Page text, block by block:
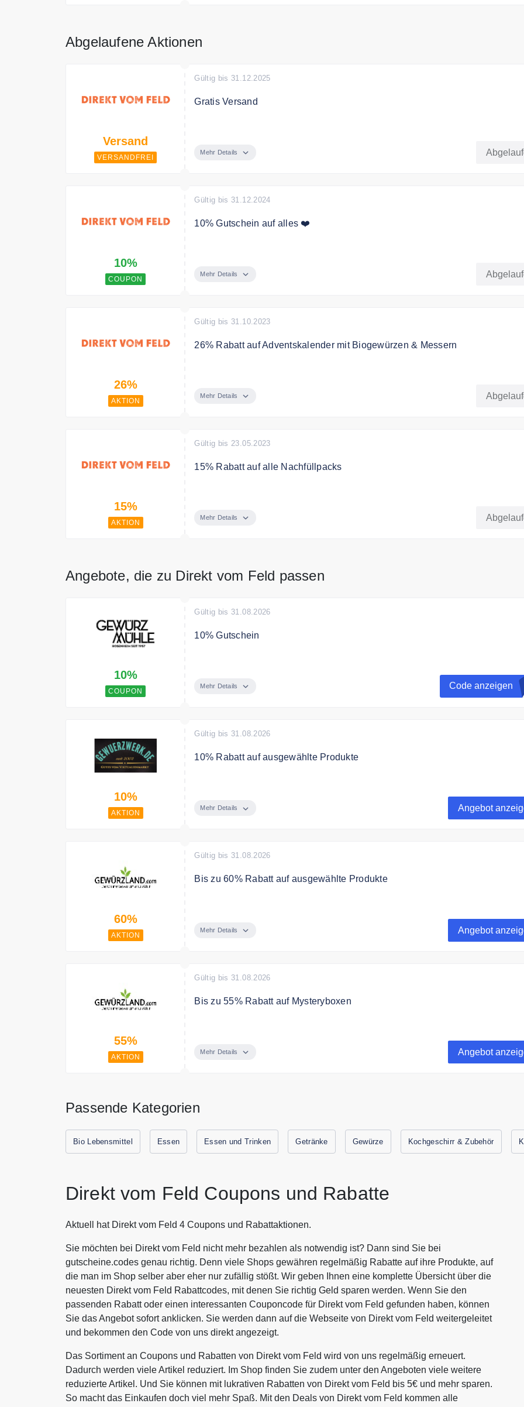
Abgelaufene Aktionen
Versand
VERSANDFREI
Gültig bis 31.12.2025
Gratis Versand
Mehr Details
10%
COUPON
Gültig bis 31.12.2024
10% Gutschein auf alles ❤️
Mehr Details
26%
AKTION
Gültig bis 31.10.2023
26% Rabatt auf Adventskalender mit Biogewürzen & Messern
Mehr Details
15%
AKTION
Gültig bis 23.05.2023
15% Rabatt auf alle Nachfüllpacks
Mehr Details
Angebote, die zu Direkt vom Feld passen
10%
COUPON
Gültig bis 31.08.2026
10% Gutschein
Mehr Details Code anzeigen
10%
AKTION
Gültig bis 31.08.2026
10% Rabatt auf ausgewählte Produkte
Mehr Details Angebot
60%
AKTION
Gültig bis 31.08.2026
Bis zu 60% Rabatt auf ausgewählte Produkte
Mehr Details Angebot
55%
AKTION
Gültig bis 31.08.2026
Bis zu 55% Rabatt auf Mysteryboxen
Mehr Details Angebot
Passende Kategorien
Bio Lebensmittel Essen Essen und Trinken Getränke Gewürze Kochgeschirr & Zubehör
Direkt vom Feld Coupons und Rabatte
Aktuell hat Direkt vom Feld 4 Coupons und Rabattaktionen.
Sie möchten bei Direkt vom Feld nicht mehr bezahlen als notwendig ist? Dann sind Sie bei
gutscheine.codes genau richtig. Denn viele Shops gewähren regelmäßig Rabatte auf ihre Produkte, auf
die man im Shop selber aber eher nur zufällig stößt. Wir geben Ihnen eine komplette Übersicht über die
neuesten Direkt vom Feld Rabattcodes, mit denen Sie richtig Geld sparen werden. Wenn Sie den
passenden Rabatt oder einen interessanten Couponcode für Direkt vom Feld gefunden haben, können
Sie das Angebot sofort anklicken. Sie werden dann auf die Webseite von Direkt vom Feld weitergeleitet
und bekommen den Code von uns direkt angezeigt.
Das Sortiment an Coupons und Rabatten von Direkt vom Feld wird von uns regelmäßig erneuert.
Dadurch werden viele Artikel reduziert. Im Shop finden Sie zudem unter den Angeboten viele weitere
reduzierte Artikel. Und Sie können mit lukrativen Rabatten von Direkt vom Feld bis 5€ und mehr sparen.
So macht das Einkaufen doch viel mehr Spaß. Mit den Deals von Direkt vom Feld kommen alle